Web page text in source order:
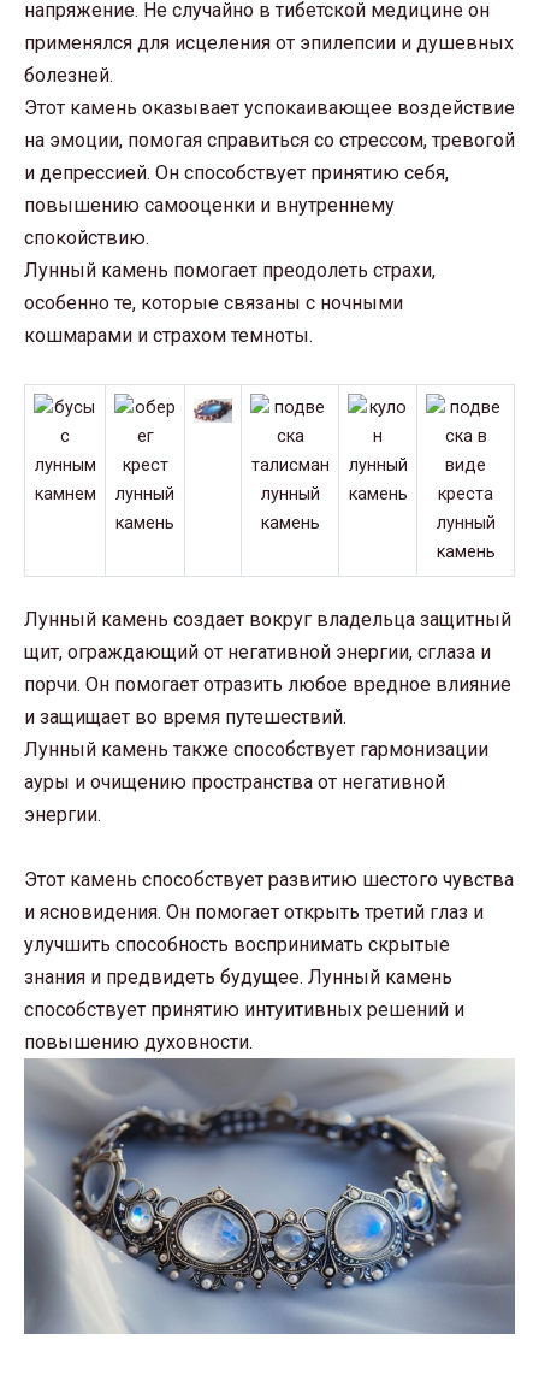
напряжение. Не случайно в тибетской медицине он
применялся для исцеления от эпилепсии и душевных
болезней.
Этот камень оказывает успокаивающее воздействие
на эмоции, помогая справиться со стрессом, тревогой
и депрессией. Он способствует принятию себя,
повышению самооценки и внутреннему
спокойствию.
Лунный камень помогает преодолеть страхи,
особенно те, которые связаны с ночными
кошмарами и страхом темноты.
Лунный камень создает вокруг владельца защитный
щит, ограждающий от негативной энергии, сглаза и
порчи. Он помогает отразить любое вредное влияние
и защищает во время путешествий.
Лунный камень также способствует гармонизации
ауры и очищению пространства от негативной
энергии.
Этот камень способствует развитию шестого чувства
и ясновидения. Он помогает открыть третий глаз и
улучшить способность воспринимать скрытые
знания и предвидеть будущее. Лунный камень
способствует принятию интуитивных решений и
повышению духовности.